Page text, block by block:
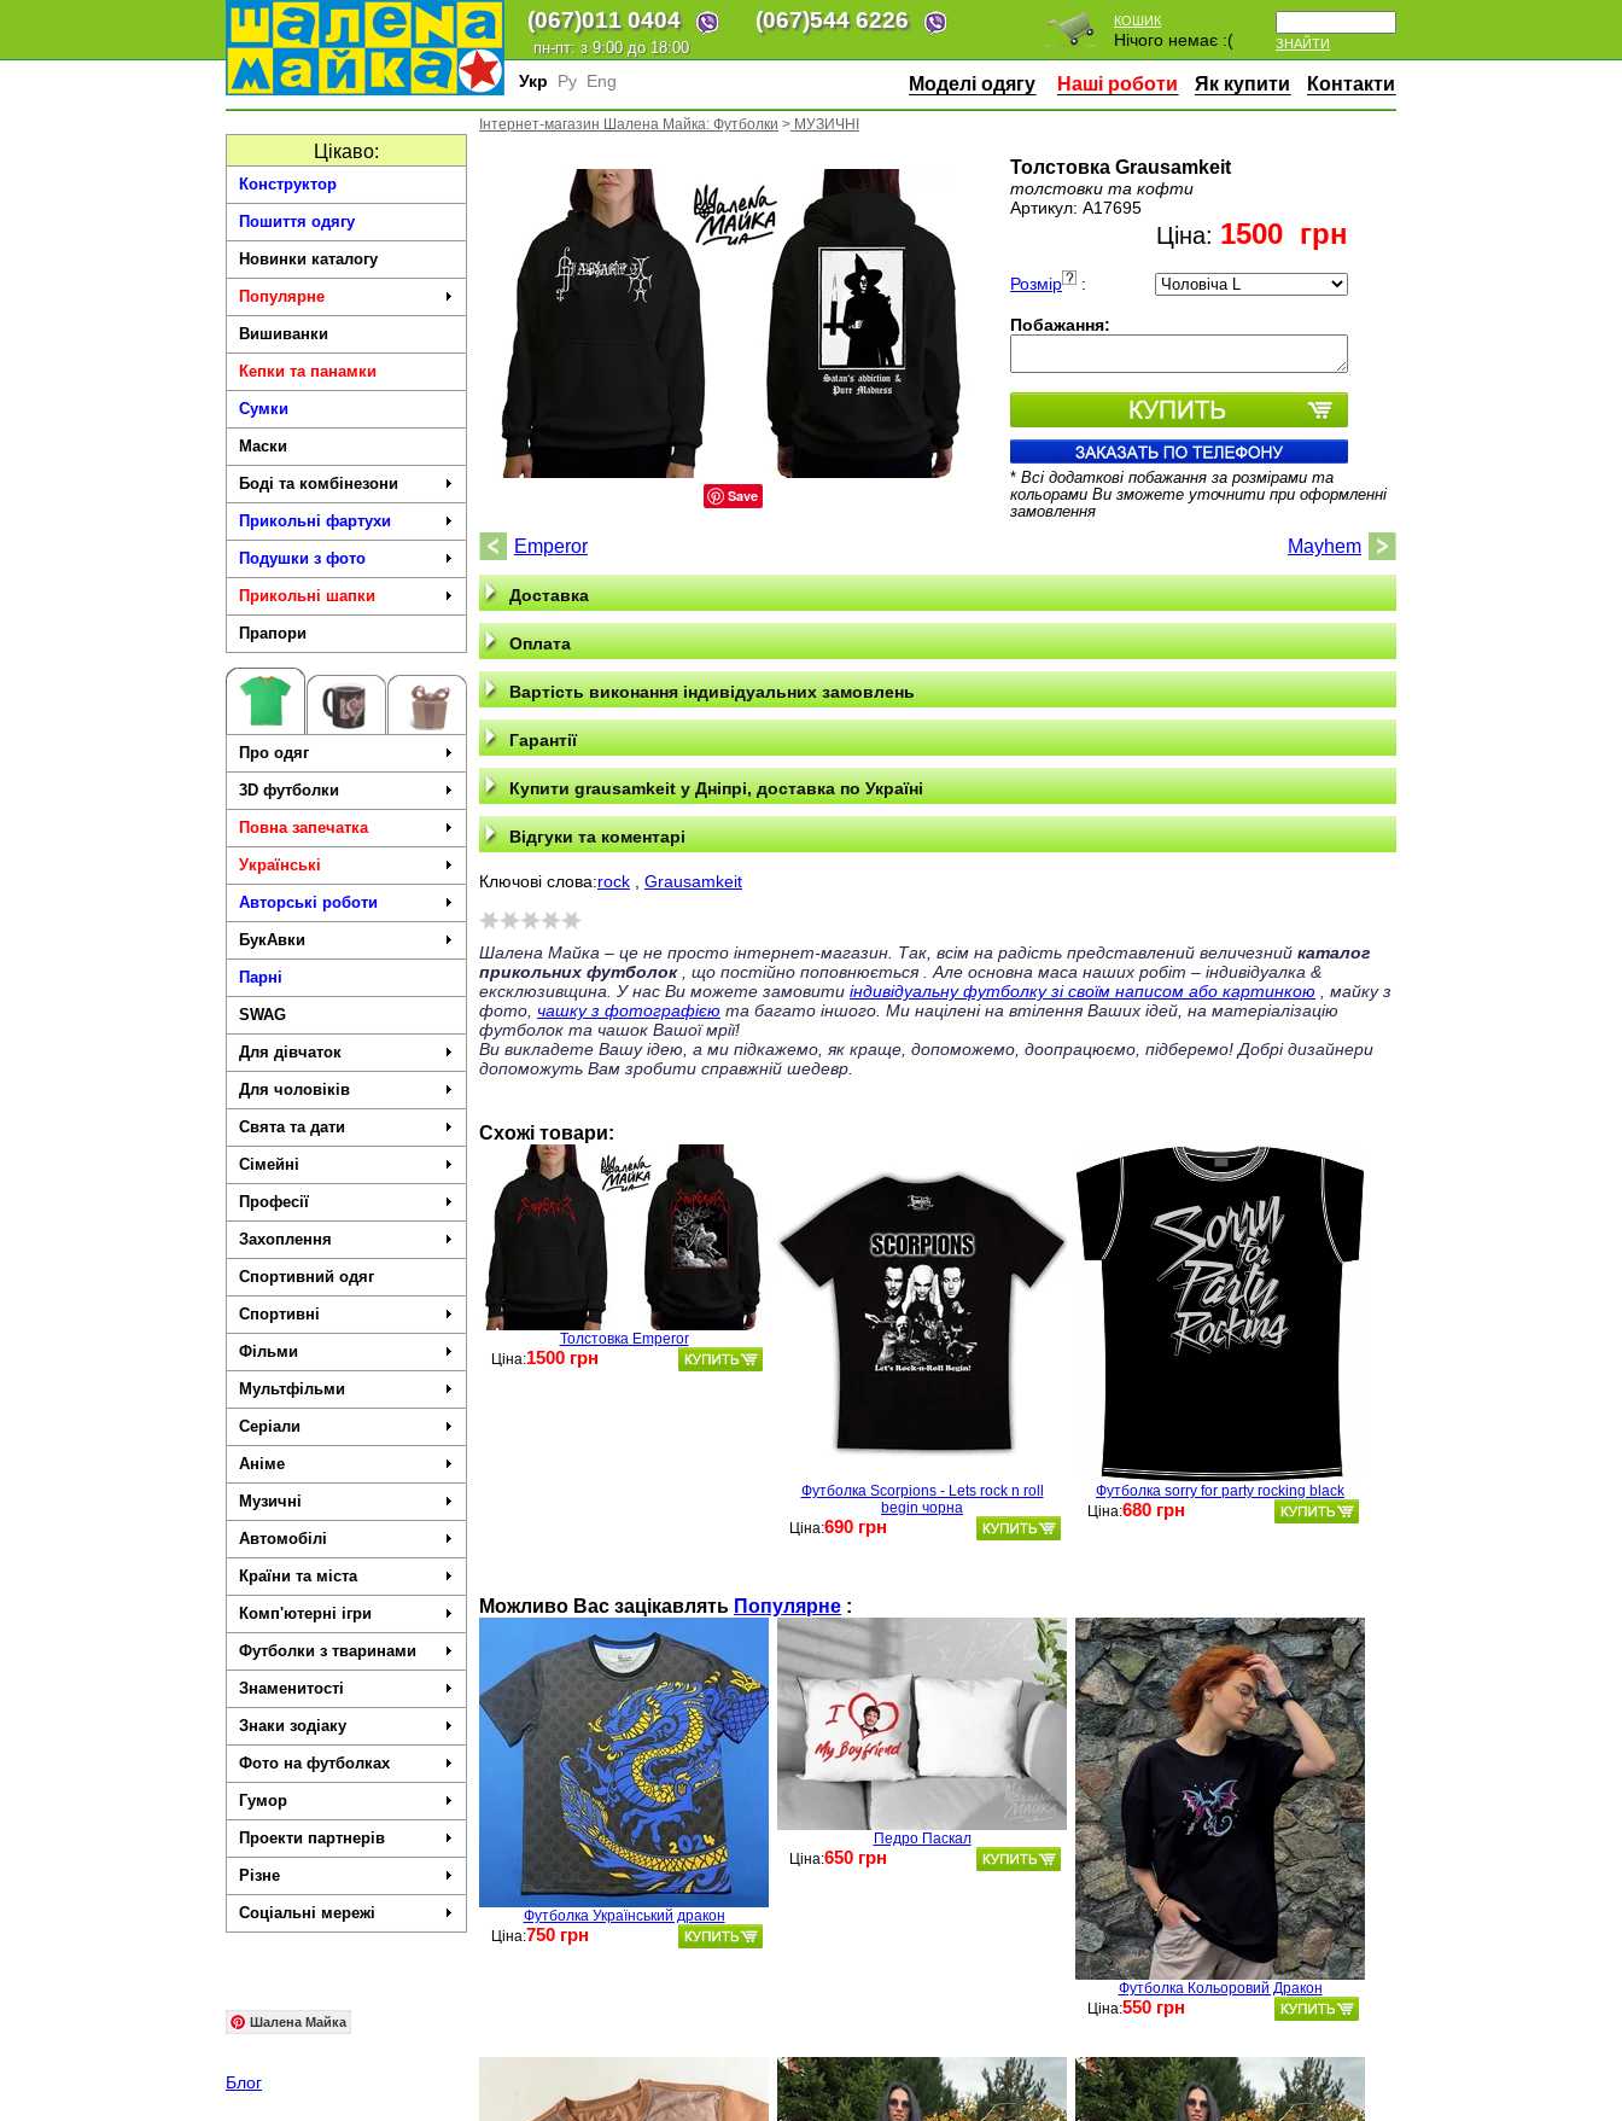
(067)011 0404 (067)544 6226
пн-пт: з 9:00 до 18:00 ЗНАЙТИ
КОШИК
Нічого немає :(
Укр Ру Eng Моделі одягу Наші роботи Як купити Контакти
Цікаво:
Конструктор
Пошиття одягу
Новинки каталогу
Популярне
Вишиванки
Кепки та панамки
Сумки
Маски
Боді та комбінезони
Прикольні фартухи
Подушки з фото
Прикольні шапки
Прапори
Про одяг
3D футболки
Повна запечатка
Українські
Авторські роботи
БукАвки
Парні
SWAG
Для дівчаток
Для чоловіків
Свята та дати
Сімейні
Професії
Захоплення
Спортивний одяг
Спортивні
Фільми
Мультфільми
Серіали
Аніме
Музичні
Автомобілі
Країни та міста
Комп'ютерні ігри
Футболки з тваринами
Знаменитості
Знаки зодіаку
Фото на футболках
Гумор
Проекти партнерів
Різне
Соціальні мережі
Шалена Майка
Блог
Інтернет-магазин Шалена Майка: Футболки > МУЗИЧНІ
Save
Толстовка Grausamkeit
толстовки та кофти
Артикул: A17695
Ціна: 1500 грн
Розмір :
Побажання:
* Всі додаткові побажання за розмірами та
кольорами Ви зможете уточнити при оформленні
замовлення
Emperor Mayhem
Доставка
Оплата
Вартість виконання індивідуальних замовлень
Гарантії
Купити grausamkeit у Дніпрі, доставка по Україні
Відгуки та коментарі
Ключові слова:rock Grausamkeit
Шалена Майка – це не просто інтернет-магазин. Так, всім на радість представлений величезний каталог
прикольних футболок, що постійно поповнюється
. Але основна маса наших робіт – індивідуалка &
ексклюзивщина. У нас Ви можете замовити індивідуальну футболку зі своїм написом або картинкою , майку з
фото, чашку з фотографією та багато іншого. Ми націлені на втілення Ваших ідей, на матеріалізацію
футболок та чашок Вашої мрії!
Ви викладете Вашу ідею, а ми підкажемо, як краще, допоможемо, доопрацюємо, підберемо! Добрі дизайнери
допоможуть Вам зробити справжній шедевр.
Схожі товари:
Толстовка Emperor
Ціна:1500 грн
Футболка Scorpions - Lets rock n roll
begin чорна
Ціна:690 грн
Футболка sorry for party rocking black
Ціна:680 грн
Можливо Вас зацікавлять Популярне :
Футболка Український дракон
Ціна:750 грн
Педро Паскал
Ціна:650 грн
Футболка Кольоровий Дракон
Ціна:550 грн